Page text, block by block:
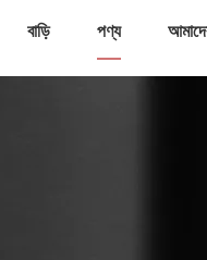
বাড়ি পণ্য